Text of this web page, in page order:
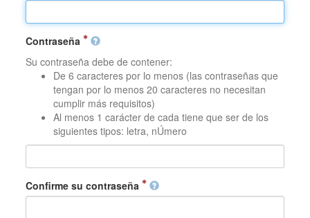
Contraseña
Su contraseña debe de contener:
De 6 caracteres por lo menos (las contraseñas que
tengan por lo menos 20 caracteres no necesitan
cumplir más requisitos)
Al menos 1 carácter de cada tiene que ser de los
siguientes tipos: letra, nÚmero
Confirme su contraseña